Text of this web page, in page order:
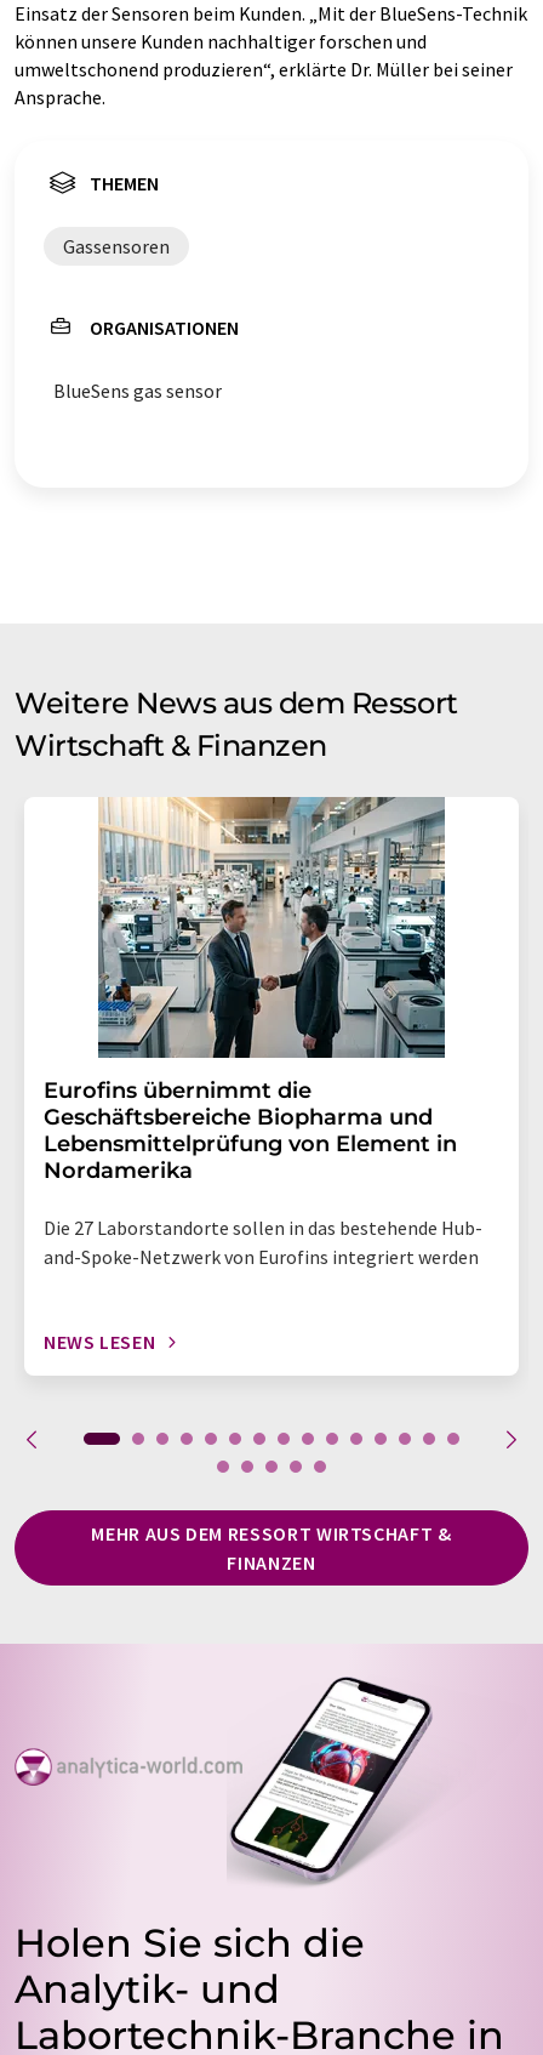
Einsatz der Sensoren beim Kunden. „Mit der BlueSens-Technik
können unsere Kunden nachhaltiger forschen und
umweltschonend produzieren“, erklärte Dr. Müller bei seiner
Ansprache.
THEMEN
Gassensoren
ORGANISATIONEN
BlueSens gas sensor
Weitere News aus dem Ressort
Wirtschaft & Finanzen
Eurofins übernimmt die
Geschäftsbereiche Biopharma und
Lebensmittelprüfung von Element in
Nordamerika
Die 27 Laborstandorte sollen in das bestehende Hub-
and-Spoke-Netzwerk von Eurofins integriert werden
NEWS LESEN
MEHR AUS DEM RESSORT WIRTSCHAFT &
FINANZEN
Holen Sie sich die
Analytik- und
Labortechnik-Branche in